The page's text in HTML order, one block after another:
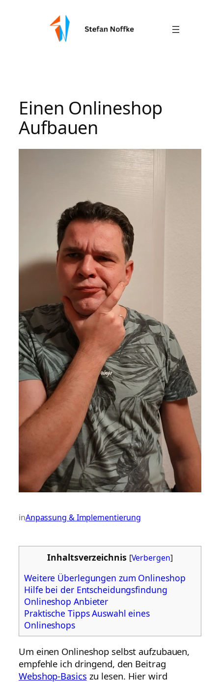
Einen Onlineshop
Aufbauen
inAnpassung & Implementierung
Inhaltsverzeichnis [Verbergen]
Weitere Überlegungen zum Onlineshop
Hilfe bei der Entscheidungsfindung
Onlineshop Anbieter
Praktische Tipps Auswahl eines
Onlineshops
Um einen Onlineshop selbst aufzubauen,
empfehle ich dringend, den Beitrag
Webshop-Basics zu lesen. Hier wird